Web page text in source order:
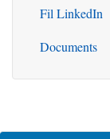
Fil LinkedIn
Documents